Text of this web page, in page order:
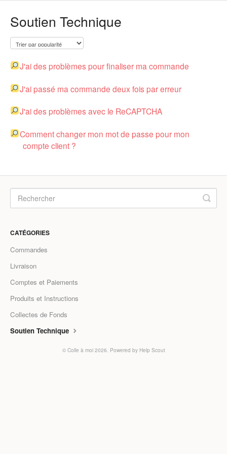
Soutien Technique
J'ai des problèmes pour finaliser ma commande
J'ai passé ma commande deux fois par erreur
J'ai des problèmes avec le ReCAPTCHA
Comment changer mon mot de passe pour mon
compte client ?
CATÉGORIES
Commandes
Livraison
Comptes et Paiements
Produits et Instructions
Collectes de Fonds
Soutien Technique
Powered by Help Scout